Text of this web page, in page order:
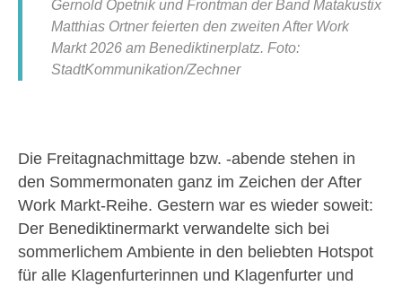
Gernold Opetnik und Frontman der Band Matakustix
Matthias Ortner feierten den zweiten After Work
Markt 2026 am Benediktinerplatz. Foto:
StadtKommunikation/Zechner
Die Freitagnachmittage bzw. -abende stehen in
den Sommermonaten ganz im Zeichen der After
Work Markt-Reihe. Gestern war es wieder soweit:
Der Benediktinermarkt verwandelte sich bei
sommerlichem Ambiente in den beliebten Hotspot
für alle Klagenfurterinnen und Klagenfurter und